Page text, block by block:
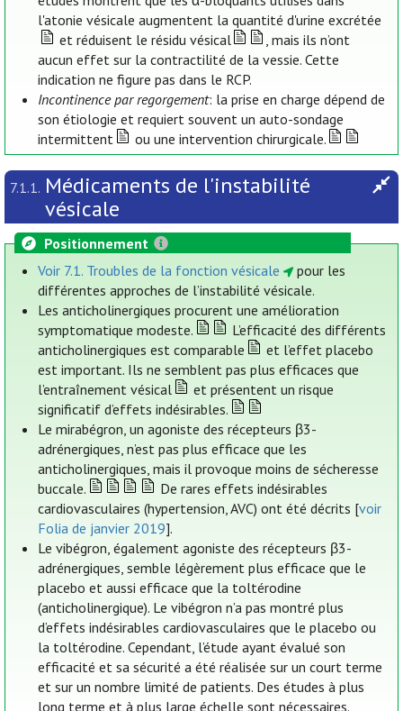
l'atonie vésicale augmentent la quantité d'urine excrétée
et réduisent le résidu vésical
, mais ils n’ont
aucun effet sur la contractilité de la vessie. Cette
indication ne figure pas dans le RCP.
Incontinence par regorgement: la prise en charge dépend de
son étiologie et requiert souvent un auto-sondage
intermittent
ou une intervention chirurgicale.
7.1.1. Médicaments de l'instabilité
vésicale
Positionnement
Voir 7.1. Troubles de la fonction vésicale
pour les
différentes approches de l’instabilité vésicale.
Les anticholinergiques procurent une amélioration
symptomatique modeste.
L’efficacité des différents
anticholinergiques est comparable
et l’effet placebo
est important. Ils ne semblent pas plus efficaces que
l’entraînement vésical
et présentent un risque
significatif d’effets indésirables.
Le mirabégron, un agoniste des récepteurs β3-
adrénergiques, n’est pas plus efficace que les
anticholinergiques, mais il provoque moins de sécheresse
buccale.
De rares effets indésirables
cardiovasculaires (hypertension, AVC) ont été décrits [voir
Folia de janvier 2019].
Le vibégron, également agoniste des récepteurs β3-
adrénergiques, semble légèrement plus efficace que le
placebo et aussi efficace que la toltérodine
(anticholinergique). Le vibégron n’a pas montré plus
d’effets indésirables cardiovasculaires que le placebo ou
la toltérodine. Cependant, l’étude ayant évalué son
efficacité et sa sécurité a été réalisée sur un court terme
et sur un nombre limité de patients. Des études à plus
long terme et à plus large échelle sont nécessaires.